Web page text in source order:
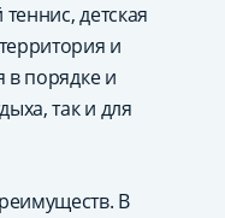
детская
и
в порядке и
так и для
В